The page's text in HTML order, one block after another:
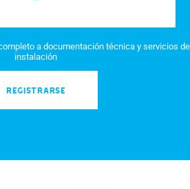
a documentación técnica y servicios de
instalación
REGISTRARSE